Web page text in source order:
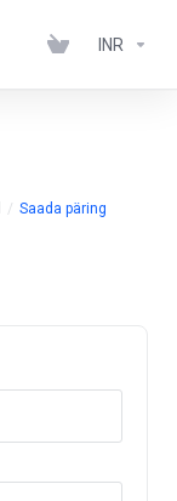
INR
Saada päring